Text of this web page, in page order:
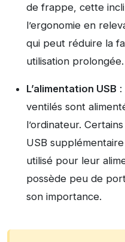
de frappe, cette
l’ergonomie en
qui peut réduire la
utilisation prolongée.
L’alimentation USB :
ventilés sont
l’ordinateur.
USB
utilisé pour leur
possède peu de
son importance.